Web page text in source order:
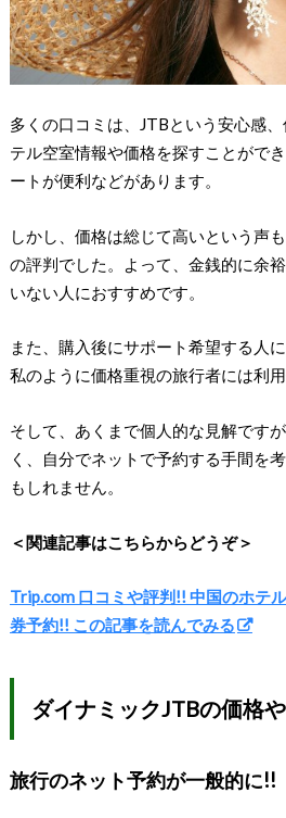
多くの口コミは、JTBという安心感
テル空室情報や価格を探すことがで
ートが便利などがあります。
しかし、価格は総じて高いという声
の評判でした。よって、金銭的に余
いない人におすすめです。
また、購入後にサポート希望する人
私のように価格重視の旅行者には利
そして、あくまで個人的な見解です
く、自分でネットで予約する手間を
もしれません。
＜関連記事はこちらからどうぞ＞
Trip.com 口コミや評判!! 中国のホテ
券予約!! この記事を読んでみる
ダイナミックJTBの価格
旅行のネット予約が一般的に!!